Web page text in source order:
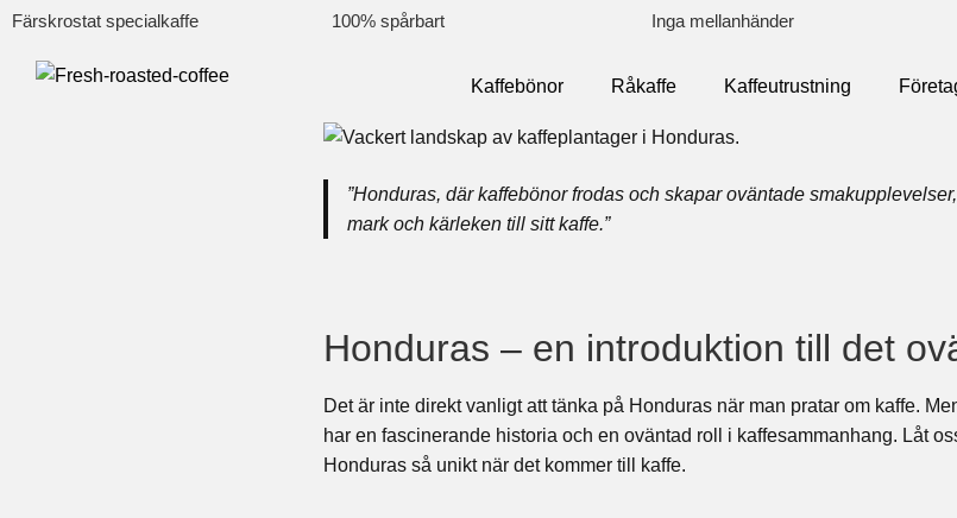
Färskrostat specialkaffe 100% spårbart Inga mellanhänder
Kaffebönor Råkaffe Kaffeutrustning
”Honduras, där kaffebönor frodas och skapar oväntade
mark och kärleken till sitt kaffe.”
Honduras – en introduktion till det
Det är inte direkt vanligt att tänka på Honduras när man pratar om kaffe.
har en fascinerande historia och en oväntad roll i kaffesammanhang. Låt
Honduras så unikt när det kommer till kaffe.